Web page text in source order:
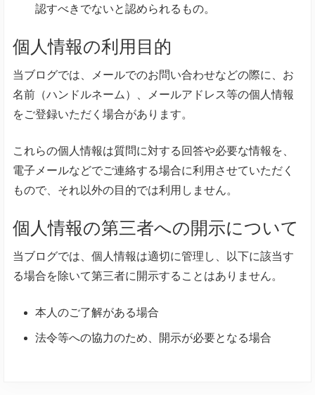
認すべきでないと認められるもの。
個人情報の利用目的
当ブログでは、メールでのお問い合わせなどの際に、お
名前（ハンドルネーム）、メールアドレス等の個人情報
をご登録いただく場合があります。
これらの個人情報は質問に対する回答や必要な情報を、
電子メールなどでご連絡する場合に利用させていただく
もので、それ以外の目的では利用しません。
個人情報の第三者への開示について
当ブログでは、個人情報は適切に管理し、以下に該当す
る場合を除いて第三者に開示することはありません。
本人のご了解がある場合
法令等への協力のため、開示が必要となる場合